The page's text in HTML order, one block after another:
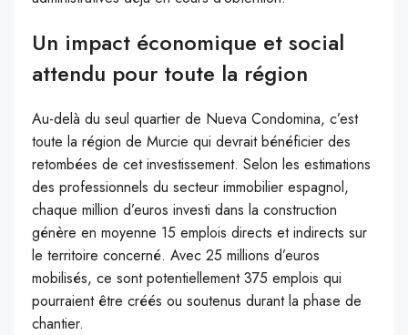
Un impact économique et social
attendu pour toute la région
Au-delà du seul quartier de Nueva Condomina, c’est
toute la région de Murcie qui devrait bénéficier des
retombées de cet investissement. Selon les estimations
des professionnels du secteur immobilier espagnol,
chaque million d’euros investi dans la construction
génère en moyenne 15 emplois directs et indirects sur
le territoire concerné. Avec 25 millions d’euros
mobilisés, ce sont potentiellement 375 emplois qui
pourraient être créés ou soutenus durant la phase de
chantier.